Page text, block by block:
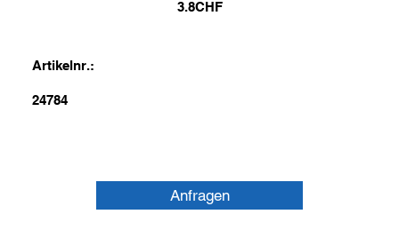
3.8CHF
Artikelnr.:
24784
Anfragen